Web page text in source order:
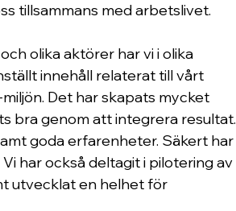
tillsammans med arbetslivet.
olika aktörer har vi i olika
innehåll relaterat till vårt
Det har skapats mycket
bra genom att integrera resultat.
goda erfarenheter. Säkert har
har också deltagit i pilotering av
utvecklat en helhet för